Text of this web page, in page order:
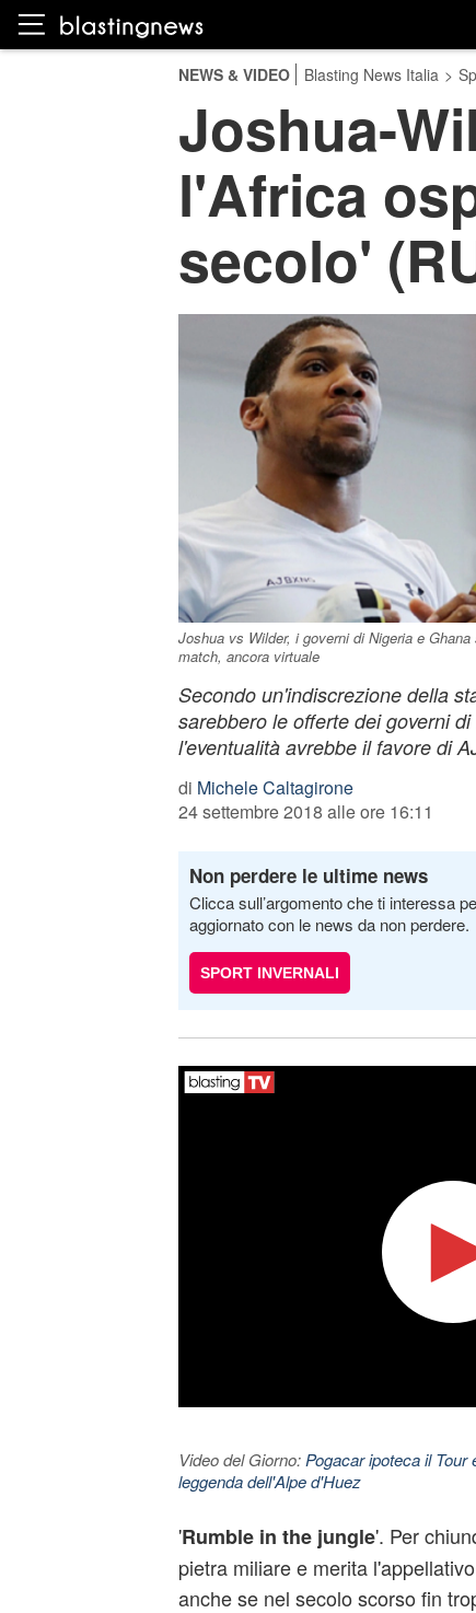
NEWS & VIDEO Blasting News Italia >
Joshua-
l'Africa
secolo'
Joshua vs Wilder, i governi di Nigeria e
match, ancora virtuale
Secondo un'indiscrezione della
sarebbero le offerte dei governi
l'eventualità avrebbe il favore di
di Michele Caltagirone
24 settembre 2018 alle ore 16:11
Non perdere le ultime news
Clicca sull’argomento che ti interessa
aggiornato con le news da non perdere.
SPORT INVERNALI
Video del Giorno: Pogacar ipoteca il Tour
leggenda dell'Alpe d'Huez
'Rumble in the jungle'. Per
pietra miliare e merita
anche se nel secolo scorso fin